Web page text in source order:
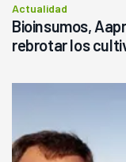
Actualidad
Bioinsumos,
rebrotar los